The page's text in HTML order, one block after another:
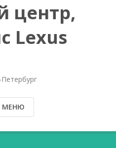
центр,
Lexus
МЕНЮ